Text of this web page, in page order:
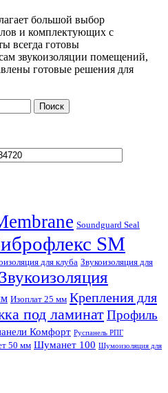
большой выбор
и комплектующих с
всегда готовы
звукоизоляции помещений,
готовые решения для
Поиск
Soundguard Seal
SM
для клуба Звукоизоляция для
Звукоизоляция
Изоплат 25 мм Крепления для
под ламинатПрофиль
Комфорт Руспанель РПГ
50 мм Шуманет 100 Шумоизоляция для